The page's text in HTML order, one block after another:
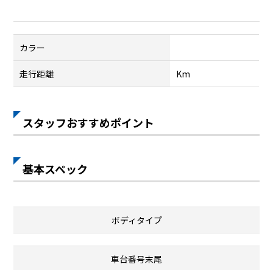
カラー
走行距離 Km
スタッフおすすめポイント
基本スペック
ボディタイプ
車台番号末尾